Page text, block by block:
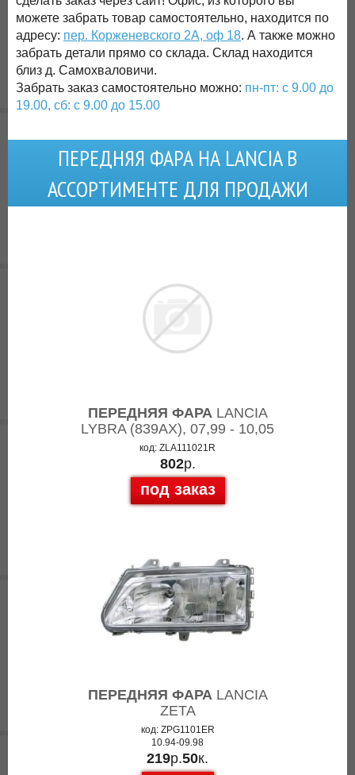
можете забрать товар самостоятельно, находится по
адресу: пер. Корженевского 2А, оф 18. А также можно
забрать детали прямо со склада. Склад находится
близ д. Самохваловичи.
Забрать заказ самостоятельно можно: пн-пт: с 9.00 до
19.00, сб: с 9.00 до 15.00
ПЕРЕДНЯЯ ФАРА НА LANCIA В
АССОРТИМЕНТЕ ДЛЯ ПРОДАЖИ
ПЕРЕДНЯЯ ФАРАLANCIA
LYBRA (839AX), 07,99 - 10,05
код: ZLA111021R
802р.
под заказ
ПЕРЕДНЯЯ ФАРАLANCIA
ZETA
код: ZPG1101ER
10.94-09.98
219р.50к.